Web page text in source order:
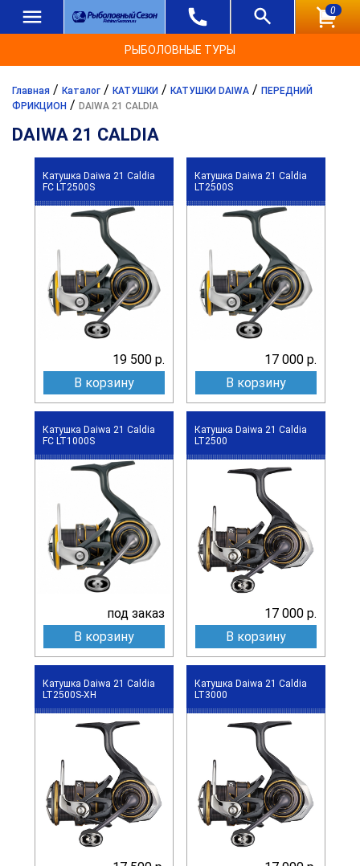
0
РЫБОЛОВНЫЕ ТУРЫ
Главная / Каталог / КАТУШКИ / КАТУШКИ DAIWA / ПЕРЕДНИЙ
ФРИКЦИОН / DAIWA 21 CALDIA
DAIWA 21 CALDIA
Катушка Daiwa 21 Caldia
FC LT2500S
19 500 р.
В корзину
Катушка Daiwa 21 Caldia
LT2500S
17 000 р.
В корзину
Катушка Daiwa 21 Caldia
FC LT1000S
под заказ
В корзину
Катушка Daiwa 21 Caldia
LT2500
17 000 р.
В корзину
Катушка Daiwa 21 Caldia
LT2500S-XH
Катушка Daiwa 21 Caldia
LT3000